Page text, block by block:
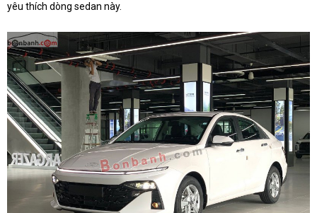
yêu thích dòng sedan này.